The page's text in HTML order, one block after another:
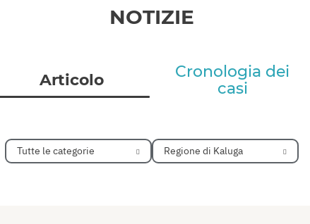
NOTIZIE
Articolo
Cronologia dei
casi
Tutte le categorie Regione di Kaluga